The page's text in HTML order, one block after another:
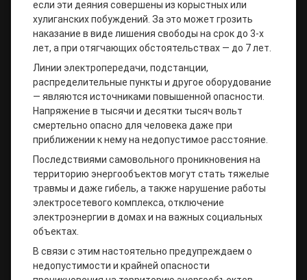
если эти деяния совершены из корыстных или
хулиганских побуждений. За это может грозить
наказание в виде лишения свободы на срок до 3-х
лет, а при отягчающих обстоятельствах — до 7 лет.
Линии электропередачи, подстанции,
распределительные пункты и другое оборудование
— являются источниками повышенной опасности.
Напряжение в тысячи и десятки тысяч вольт
смертельно опасно для человека даже при
приближении к нему на недопустимое расстояние.
Последствиями самовольного проникновения на
территорию энергообъектов могут стать тяжелые
травмы и даже гибель, а также нарушение работы
электросетевого комплекса, отключение
электроэнергии в домах и на важных социальных
объектах.
В связи с этим настоятельно предупреждаем о
недопустимости и крайней опасности